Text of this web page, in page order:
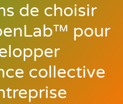
de choisir
pour
collective